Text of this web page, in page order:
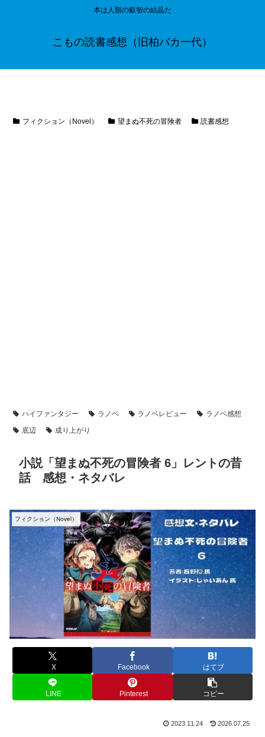
本は人類の叡智の結晶だ
こもの読書感想（旧柏バカ一代）
フィクション（Novel） 望まぬ不死の冒険者 読書感想
ハイファンタジー ラノベ ラノベレビュー
ラノベ感想
底辺
成り上がり
小説「望まぬ不死の冒険者 6」レントの昔
話 感想・ネタバレ
フィクション（Novel）
X Facebook はてブ
LINE Pinterest コピー
2023.11.24 2026.07.25